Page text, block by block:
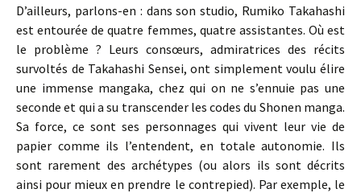
D’ailleurs, parlons-en : dans son studio, Rumiko Takahashi
est entourée de quatre femmes, quatre assistantes. Où est
le problème ? Leurs consœurs, admiratrices des récits
survoltés de Takahashi Sensei, ont simplement voulu élire
une immense mangaka, chez qui on ne s’ennuie pas une
seconde et qui a su transcender les codes du Shonen manga.
Sa force, ce sont ses personnages qui vivent leur vie de
papier comme ils l’entendent, en totale autonomie. Ils
sont rarement des archétypes (ou alors ils sont décrits
ainsi pour mieux en prendre le contrepied). Par exemple, le